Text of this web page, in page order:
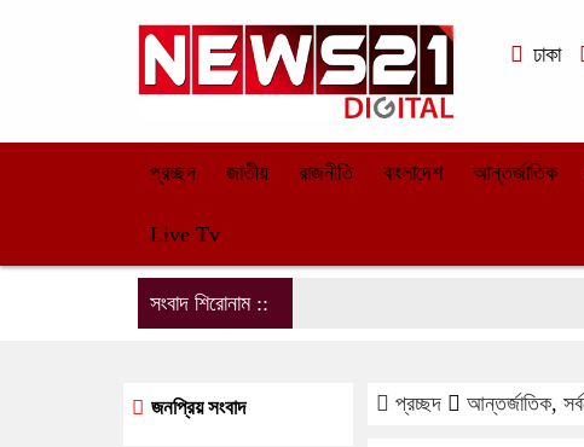
ঢাকা
প্রচ্ছদ জাতীয় রাজনীতি বাংলাদেশ আন্তর্জাতিক
Live Tv
সংবাদ শিরোনাম ::
প্রচ্ছদ আন্তর্জাতিক,
জনপ্রিয় সংবাদ